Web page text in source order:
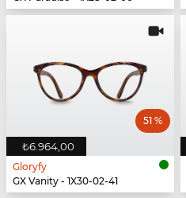
₺6.964,00
51 %
Gloryfy
GX Vanity - 1X30-02-41